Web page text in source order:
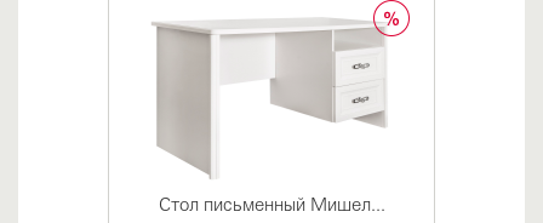
Стол письменный Мишел...